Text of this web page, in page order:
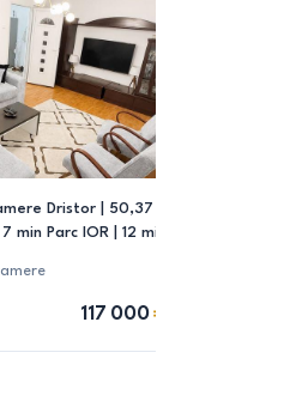
Dristor | 50,37
Parc IOR | 12 min
117 000